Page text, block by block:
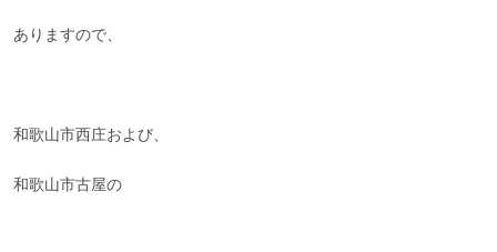
ありますので、
和歌山市西庄および、
和歌山市古屋の